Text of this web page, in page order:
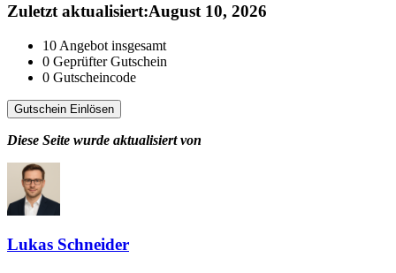
Zuletzt aktualisiert:August 10, 2026
10 Angebot insgesamt
0 Geprüfter Gutschein
0 Gutscheincode
Gutschein Einlösen
Diese Seite wurde aktualisiert von
Lukas Schneider